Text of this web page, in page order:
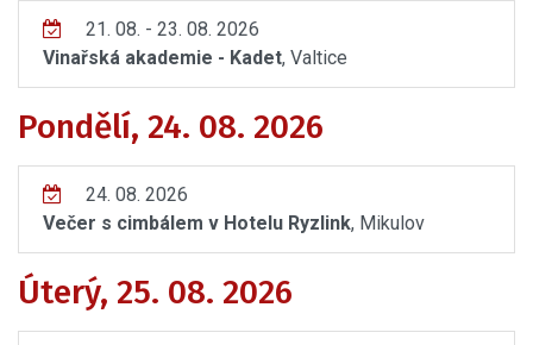
21. 08. - 23. 08. 2026
Vinařská akademie - Kadet, Valtice
Pondělí, 24. 08. 2026
24. 08. 2026
Večer s cimbálem v Hotelu Ryzlink, Mikulov
Úterý, 25. 08. 2026